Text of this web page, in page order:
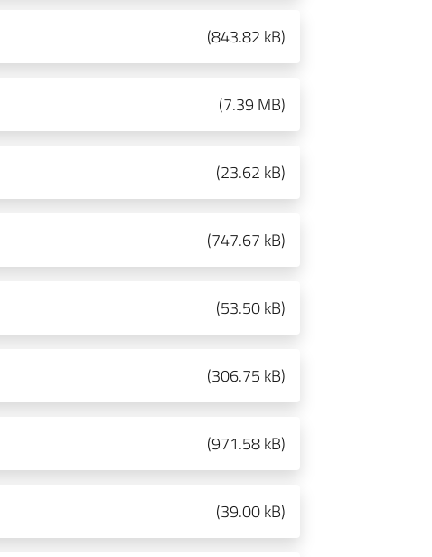
(843.82 kB)
(7.39 MB)
(23.62 kB)
(747.67 kB)
(53.50 kB)
(306.75 kB)
(971.58 kB)
(39.00 kB)